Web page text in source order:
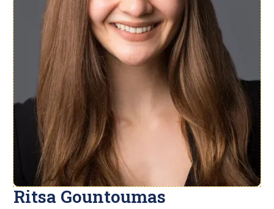
Ritsa Gountoumas